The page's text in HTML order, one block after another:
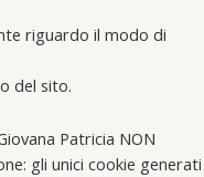
riguardo il modo di
del sito.
Patricia NON
gli unici cookie generati